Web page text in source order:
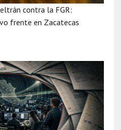
contra la FGR:
frente en Zacatecas